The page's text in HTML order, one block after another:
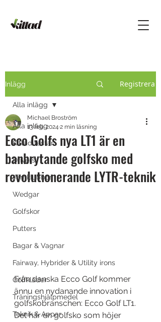
Inlägg Registrera
Alla inlägg
Kittad testar
Drivers
Järnklubbor
Wedgar
Golfskor
Putters
Bagar & Vagnar
Fairway, Hybrider & Utility irons
Golfkläder
Träningshjälpmedel
Teknik & Appar
Alla inlägg
Ecco Golfs nya LT1 är en
banbrytande golfsko med
revolutionerande LYTR-teknik
Michael Broström
13 feb. 2024 2 min läsning
Från danska Ecco Golf kommer
ännu en nydanande innovation i
golfskobranschen: Ecco Golf LT1.
Det här en golfsko som höjer